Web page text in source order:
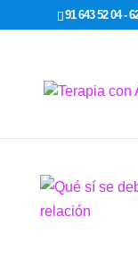
google-site-91 643 52 04 -